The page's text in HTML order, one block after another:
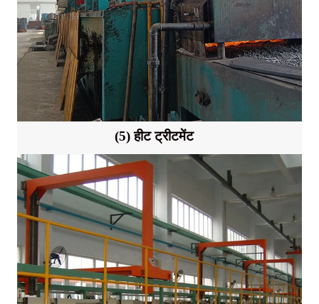
(5) हीट ट्रीटमेंट